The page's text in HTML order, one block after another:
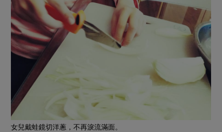
女兒戴蛙鏡切洋蔥，不再淚流滿面。